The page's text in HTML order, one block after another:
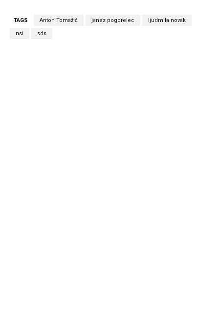
TAGS Anton Tomažič janez pogorelec ljudmila novak
nsi sds